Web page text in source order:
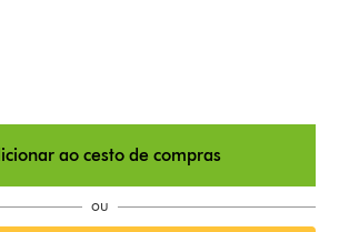
ao cesto de compras
ou